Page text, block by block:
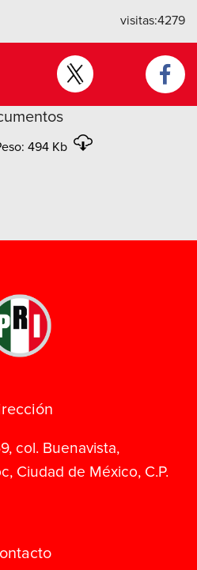
visitas:4279
494 Kb
col. Buenavista,
Ciudad de México, C.P.